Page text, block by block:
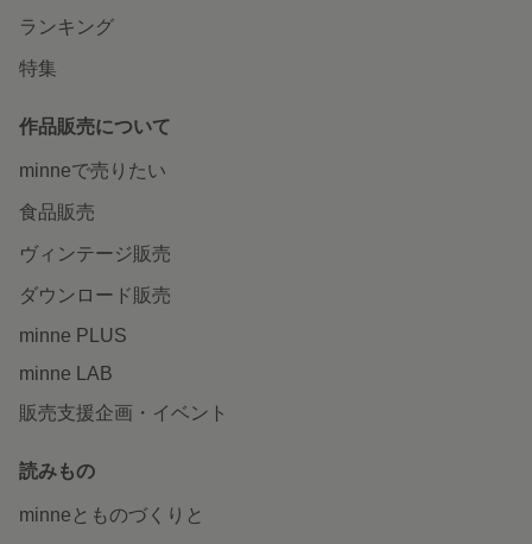
ランキング
特集
作品販売について
minneで売りたい
食品販売
ヴィンテージ販売
ダウンロード販売
minne PLUS
minne LAB
販売支援企画・イベント
読みもの
minneとものづくりと